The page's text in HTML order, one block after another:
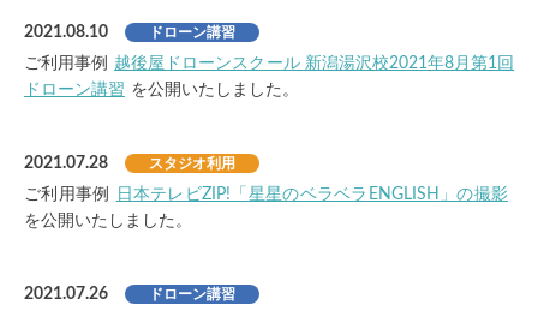
2021.08.10 ドローン講習
ご利用事例
越後屋ドローンスクール 新潟湯沢校2021年8月第1回
ドローン講習 を公開いたしました。
2021.07.28 スタジオ利用
ご利用事例
日本テレビZIP!「星星のベラベラENGLISH」の撮影
を公開いたしました。
2021.07.26 ドローン講習